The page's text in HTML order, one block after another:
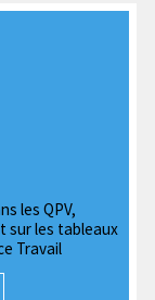
les QPV,
sur les tableaux
Travail